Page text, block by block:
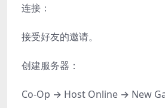
连接：
接受好友的邀请。
创建服务器：
Co-Op → Host Online → New